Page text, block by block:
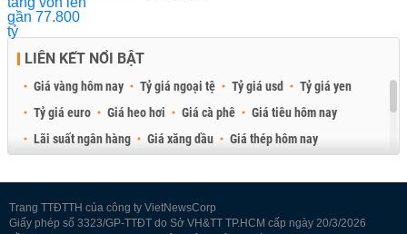
LIÊN KẾT NỔI BẬT
Giá vàng hôm nay Tỷ giá ngoại tệ Tỷ giá usd
Tỷ giá yen
Tỷ giá euro
Giá heo hơi Giá cà phê
Giá tiêu hôm nay
Lãi suất ngân hàng
Giá xăng dầu
Giá thép hôm nay
Trang TTĐTTH của công ty VietNewsCorp
Giấy phép số 3323/GP-TTĐT do Sở VH&TT TP.HCM cấp ngày 20/3/2026